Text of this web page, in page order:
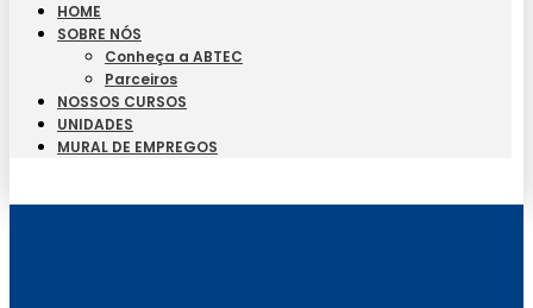
HOME
SOBRE NÓS
Conheça a ABTEC
Parceiros
NOSSOS CURSOS
UNIDADES
MURAL DE EMPREGOS